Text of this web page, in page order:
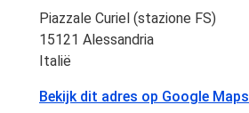
Piazzale Curiel (stazione FS)
15121 Alessandria
Italië
Bekijk dit adres op Google Maps